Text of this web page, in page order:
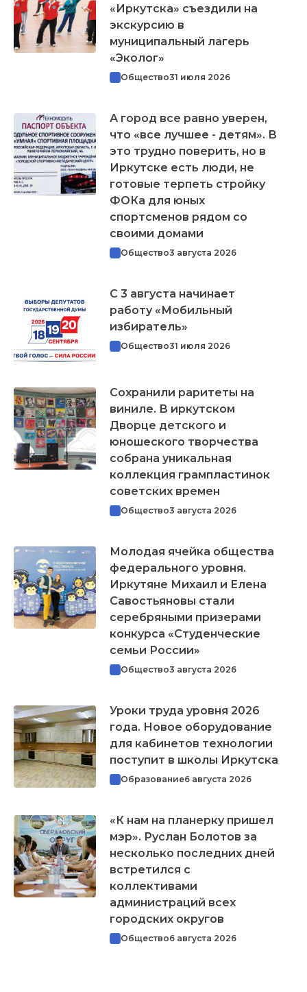
«Иркутска» съездили на
экскурсию в
муниципальный лагерь
«Эколог»
Общество31 июля 2026
А город все равно уверен,
что «все лучшее - детям». В
это трудно поверить, но в
Иркутске есть люди, не
готовые терпеть стройку
ФОКа для юных
спортсменов рядом со
своими домами
Общество3 августа 2026
С 3 августа начинает
работу «Мобильный
избиратель»
Общество31 июля 2026
Сохранили раритеты на
виниле. В иркутском
Дворце детского и
юношеского творчества
собрана уникальная
коллекция грампластинок
советских времен
Общество3 августа 2026
Молодая ячейка общества
федерального уровня.
Иркутяне Михаил и Елена
Савостьяновы стали
серебряными призерами
конкурса «Студенческие
семьи России»
Общество3 августа 2026
Уроки труда уровня 2026
года. Новое оборудование
для кабинетов технологии
поступит в школы Иркутска
Образование6 августа 2026
«К нам на планерку пришел
мэр». Руслан Болотов за
несколько последних дней
встретился с
коллективами
администраций всех
городских округов
Общество6 августа 2026